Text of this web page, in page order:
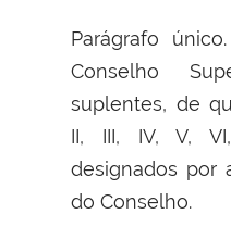
Parágrafo
Conselho
suplentes, de
II, III, IV, V,
designados por
do Conselho.